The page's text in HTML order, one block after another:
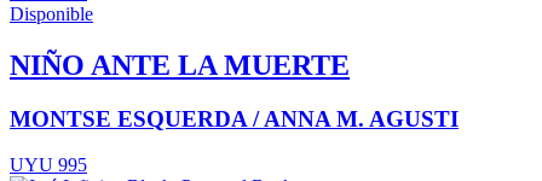
Disponible
NIÑO ANTE LA MUERTE
MONTSE ESQUERDA / ANNA M. AGUSTI
UYU 995